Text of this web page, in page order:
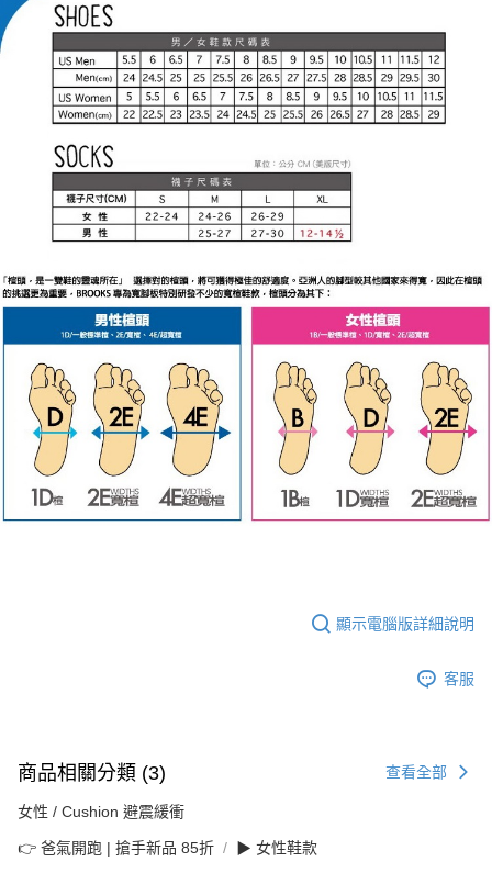
顯示電腦版詳細說明
客服
商品相關分類 (3) 查看全部
女性 / Cushion 避震緩衝
👉 爸氣開跑 | 搶手新品 85折 ▶ 女性鞋款